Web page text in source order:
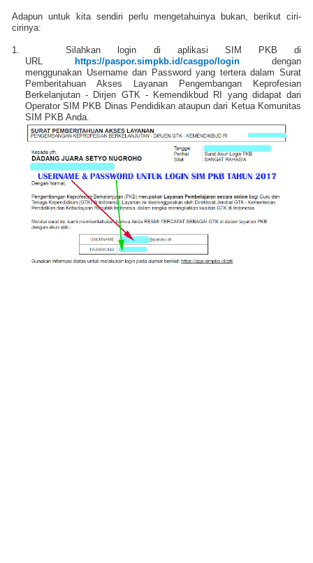
Adapun untuk kita sendiri perlu mengetahuinya bukan, berikut ciri-
cirinya:
1.
Silahkan login di aplikasi SIM PKB di
URL https://paspor.simpkb.id/casgpo/login
dengan
menggunakan Username dan Password yang tertera dalam Surat
Pemberitahuan Akses Layanan Pengembangan Keprofesian
Berkelanjutan - Dirjen GTK - Kemendikbud RI yang didapat dari
Operator SIM PKB Dinas Pendidikan ataupun dari Ketua Komunitas
SIM PKB Anda.